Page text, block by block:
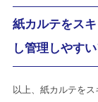
紙カルテをス
し管理しやす
以上、紙カルテを